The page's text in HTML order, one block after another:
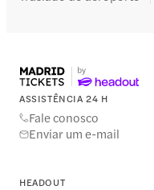
ASSISTÊNCIA 24 H
Fale conosco
Enviar um e-mail
HEADOUT